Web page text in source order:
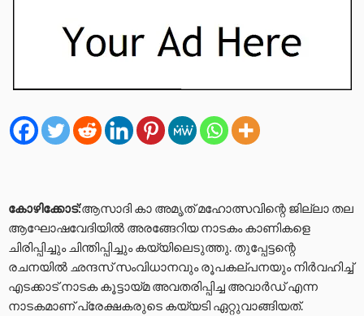
കോഴിക്കോട്:ആസാദി കാ അമൃത് മഹോത്സവിന്റെ ജില്ലാ തല
ആഘോഷവേദിയിൽ അരങ്ങേറിയ നാടകം കാണികളെ
ചിരിപ്പിച്ചും ചിന്തിപ്പിച്ചും കയ്യിലെടുത്തു. തുപ്പേട്ടന്റെ
രചനയിൽ ഛന്ദസ് സംവിധാനവും രൂപകല്പനയും നിർവഹിച്ച്
എടക്കാട് നാടക കൂട്ടായ്മ അവതരിപ്പിച്ച അവാർഡ് എന്ന
നാടകമാണ് പ്രേക്ഷകരുടെ കയ്യടി ഏറ്റുവാങ്ങിയത്.